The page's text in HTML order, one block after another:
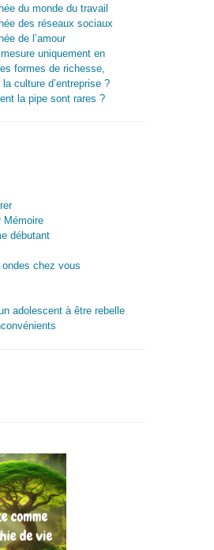
du monde du travail
des réseaux sociaux
de l’amour
uniquement en
formes de richesse,
culture d’entreprise ?
la pipe sont rares ?
Mémoire
débutant
chez vous
adolescent à être rebelle